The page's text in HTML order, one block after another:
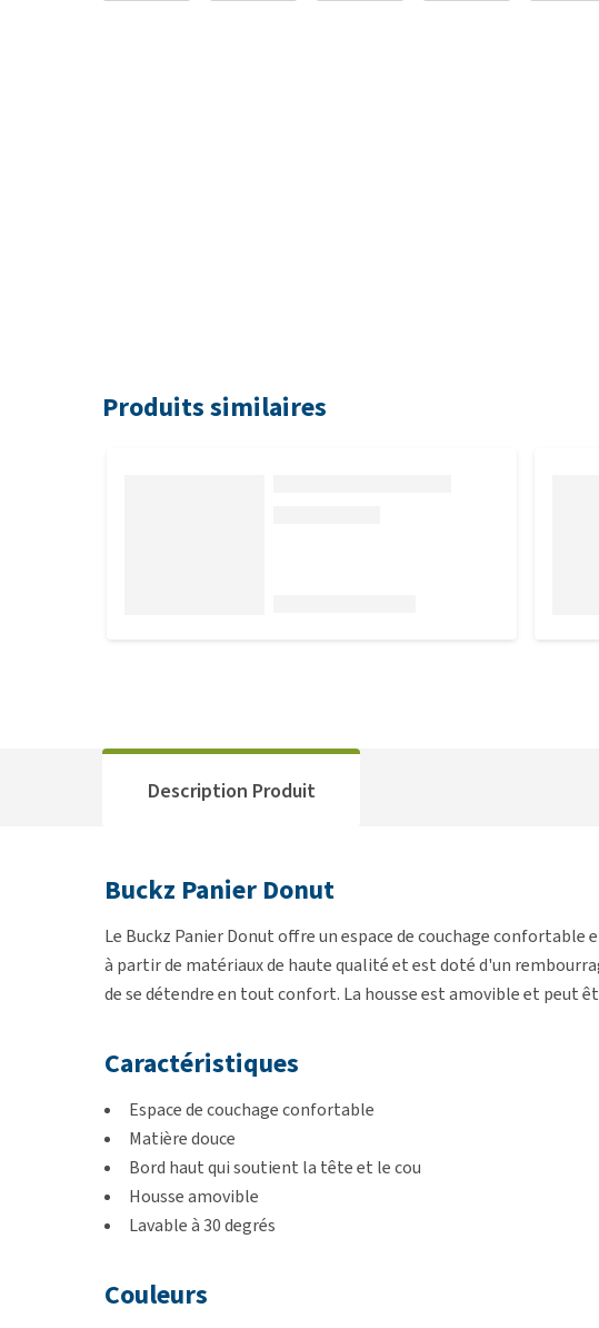
Produits similaires
Description Produit
Buckz Panier Donut
Le Buckz Panier Donut offre un espace de couchage
à partir de matériaux de haute qualité et est doté d'un
de se détendre en tout confort. La housse est amovible et peut
Caractéristiques
Espace de couchage confortable
Matière douce
Bord haut qui soutient la tête et le cou
Housse amovible
Lavable à 30 degrés
Couleurs